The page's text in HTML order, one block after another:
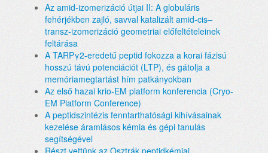
Az amid-izomerizáció útjai II: A globuláris
fehérjékben zajló, savval katalizált amid-cis–
transz-izomerizáció geometriai előfeltételeinek
feltárása
A TARPγ2-eredetű peptid fokozza a korai fázisú
hosszú távú potenciációt (LTP), és gátolja a
memóriamegtartást hím patkányokban
Az első hazai krio-EM platform konferencia (Cryo-
EM Platform Conference)
A peptidszintézis fenntarthatósági kihívásainak
kezelése áramlásos kémia és gépi tanulás
segítségével
Részt vettünk az Osztrák peptidkémiai